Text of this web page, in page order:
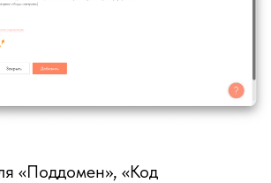
«Поддомен», «Код